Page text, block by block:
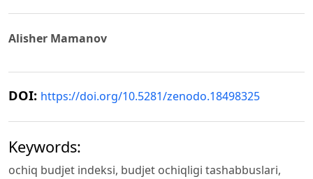
Alisher Mamanov
DOI: https://doi.org/10.5281/zenodo.18498325
Keywords:
ochiq budjet indeksi, budjet ochiqligi tashabbuslari,